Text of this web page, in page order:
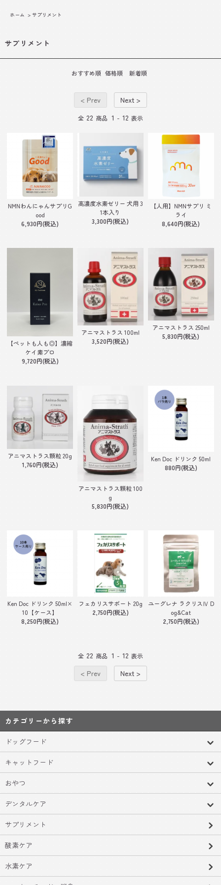
ホーム > サプリメント
サプリメント
おすすめ順 価格順 新着順
< Prev Next >
全 22 商品 1 - 12 表示
NMNわんにゃんサプリG
ood
6,930円(税込)
高濃度水素ゼリー 犬用 3
1本入り
3,300円(税込)
【人用】NMNサプリ ミ
ライ
8,640円(税込)
【ペットも人も◎】濃縮
ケイ素プロ
9,720円(税込)
アニマストラス 100ml
3,520円(税込)
アニマストラス 250ml
5,830円(税込)
アニマストラス顆粒 20g
1,760円(税込)
アニマストラス顆粒 100
g
5,830円(税込)
Ken Doc ドリンク 50ml
880円(税込)
Ken Doc ドリンク 50ml×
10【ケース】
8,250円(税込)
フェカリスサポート 20g
2,750円(税込)
ユーグレナ ラクリスⅣ D
og&Cat
2,750円(税込)
全 22 商品 1 - 12 表示
< Prev Next >
カテゴリーから探す
ドッグフード
キャットフード
おやつ
デンタルケア
サプリメント
酸素ケア
水素ケア